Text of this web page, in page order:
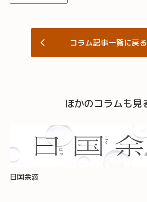
コラム記事一覧に戻る
ほかのコラムも見
日国余滴